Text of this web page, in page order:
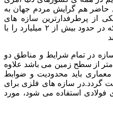
حاضر هم گرایش مردم جهان به
از پرطرفدارترین سازه های
موجود در دنیا شناخته می شود که در حدود بیش از ۲ میلیارد را با
در تمام شرایط و مناطق دو
از سطح زمین می باشد علاوه
باید محدودیت و ضوابط
گردد.در سازه های فلزی برای
فولادی استفاده می شود، مورد